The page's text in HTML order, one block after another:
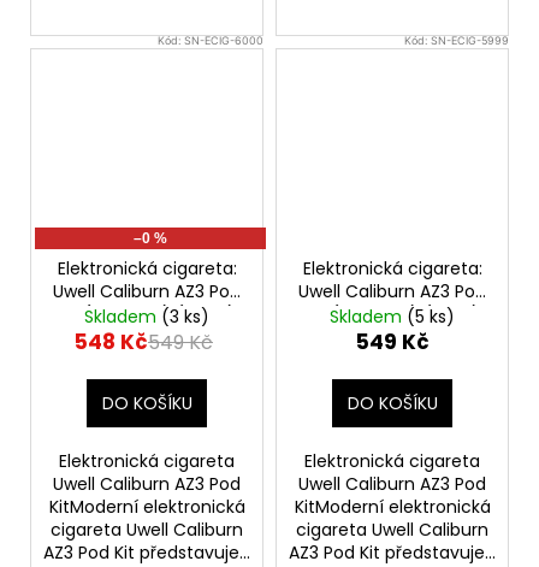
Kód:SN-ECIG-6000
–0 %
Elektronická cigareta:
Uwell Caliburn AZ3 Pod
Kit (750mAh) (Silver)
Skladem (3 ks)
548 Kč549 Kč
DO KOŠÍKU
Elektronická cigareta
Uwell Caliburn AZ3 Pod
KitModerní elektronická
cigareta Uwell Caliburn
AZ3 Pod Kit představuje...
Kód:SN-ECIG-5999
Elektronická cigareta:
Uwell Caliburn AZ3 Pod
Kit (750mAh) (Gray)
Skladem (5 ks)
549 Kč
DO KOŠÍKU
Elektronická cigareta
Uwell Caliburn AZ3 Pod
KitModerní elektronická
cigareta Uwell Caliburn
AZ3 Pod Kit představuje...